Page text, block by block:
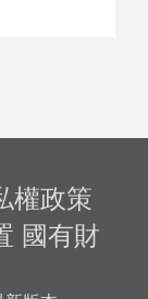
權政策
國有財